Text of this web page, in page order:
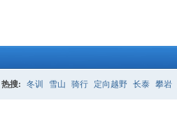
热搜: 冬训 雪山 骑行 定向越野 长泰 攀岩